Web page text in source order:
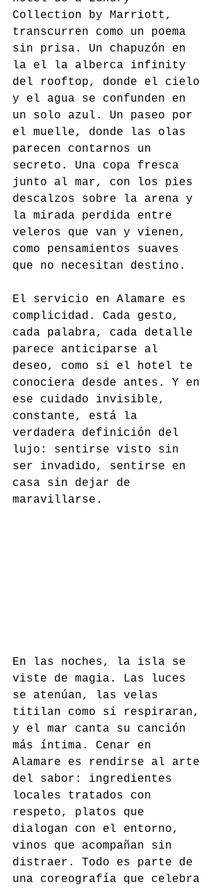
Collection by Marriott,
transcurren como un poema
sin prisa. Un chapuzón en
la el la alberca infinity
del rooftop, donde el cielo
y el agua se confunden en
un solo azul. Un paseo por
el muelle, donde las olas
parecen contarnos un
secreto. Una copa fresca
junto al mar, con los pies
descalzos sobre la arena y
la mirada perdida entre
veleros que van y vienen,
como pensamientos suaves
que no necesitan destino.
El servicio en Alamare es
complicidad. Cada gesto,
cada palabra, cada detalle
parece anticiparse al
deseo, como si el hotel te
conociera desde antes. Y en
ese cuidado invisible,
constante, está la
verdadera definición del
lujo: sentirse visto sin
ser invadido, sentirse en
casa sin dejar de
maravillarse.
En las noches, la isla se
viste de magia. Las luces
se atenúan, las velas
titilan como si respiraran,
y el mar canta su canción
más íntima. Cenar en
Alamare es rendirse al arte
del sabor: ingredientes
locales tratados con
respeto, platos que
dialogan con el entorno,
vinos que acompañan sin
distraer. Todo es parte de
una coreografía que celebra